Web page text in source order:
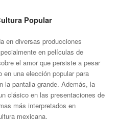
Popular
en diversas producciones
en películas de
el amor que persiste a pesar
una elección popular para
la pantalla grande. Además, la
clásico en las presentaciones de
más interpretados en
mexicana.